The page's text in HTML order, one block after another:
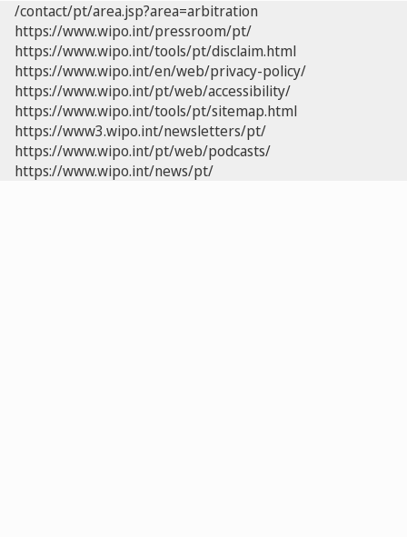
/contact/pt/area.jsp?area=arbitration
https://www.wipo.int/pressroom/pt/
https://www.wipo.int/tools/pt/disclaim.html
https://www.wipo.int/en/web/privacy-policy/
https://www.wipo.int/pt/web/accessibility/
https://www.wipo.int/tools/pt/sitemap.html
https://www3.wipo.int/newsletters/pt/
https://www.wipo.int/pt/web/podcasts/
https://www.wipo.int/news/pt/